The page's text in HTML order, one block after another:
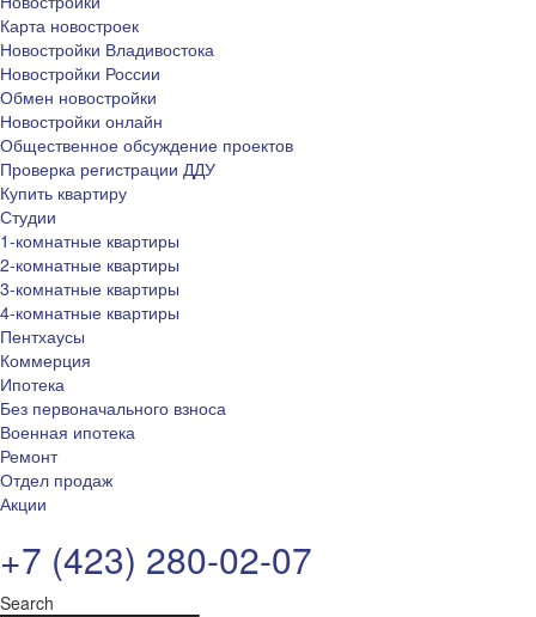
Карта новостроек
Новостройки Владивостока
Новостройки России
Обмен новостройки
Новостройки онлайн
Общественное обсуждение проектов
Проверка регистрации ДДУ
Купить квартиру
Студии
1-комнатные квартиры
2-комнатные квартиры
3-комнатные квартиры
4-комнатные квартиры
Пентхаусы
Коммерция
Ипотека
Без первоначального взноса
Военная ипотека
Ремонт
Отдел продаж
Акции
+7 (423) 280-02-07
Search